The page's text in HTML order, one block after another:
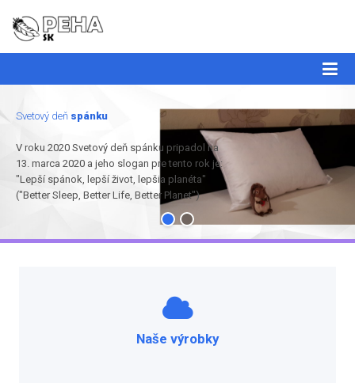
Svetový deň spánku
V roku 2020 Svetový deň spánku pripadol na
13. marca 2020 a jeho slogan pre tento rok je:
"Lepší spánok, lepší život, lepšia planéta"
("Better Sleep, Better Life, Better Planet")
Naše výrobky